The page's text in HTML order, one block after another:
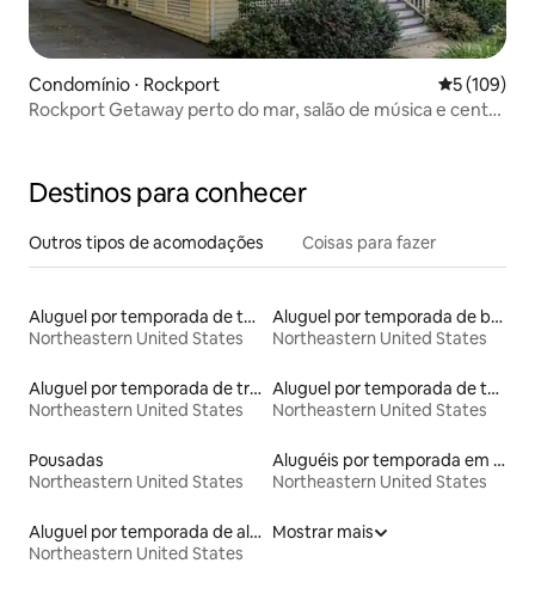
Condomínio ⋅ Rockport 5 de uma
5 (109)
Rockport Getaway perto do mar, salão de música e centro
Destinos para conhecer
Outros tipos de acomodações Coisas para fazer
Aluguel por temporada de townhouses
Northeastern United States
Aluguel por temporada de barcos
Northeastern United States
Aluguel por temporada de trens
Northeastern United States
Aluguel por temporada de tendas
Northeastern United States
Pousadas
Northeastern United States
Aluguéis por temporada em resorts
Northeastern United States
Aluguel por temporada de alojamentos ecológicos
Northeastern United States
Mostrar mais